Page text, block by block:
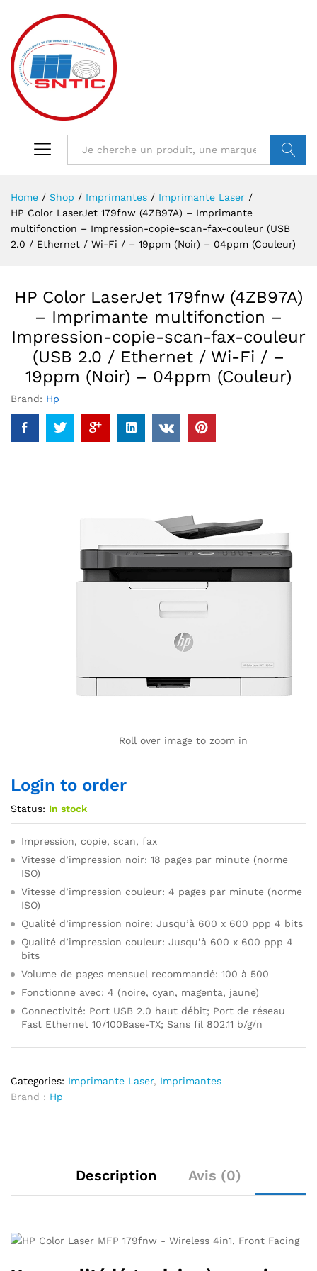
Home / Shop / Imprimantes / Imprimante Laser /
HP Color LaserJet 179fnw (4ZB97A) – Imprimante
multifonction – Impression-copie-scan-fax-couleur (USB
2.0 / Ethernet / Wi-Fi / – 19ppm (Noir) – 04ppm (Couleur)
HP Color LaserJet 179fnw (4ZB97A)
– Imprimante multifonction –
Impression-copie-scan-fax-couleur
(USB 2.0 / Ethernet / Wi-Fi / –
19ppm (Noir) – 04ppm (Couleur)
Brand: Hp
Roll over image to zoom in
Login to order
Status: In stock
Impression, copie, scan, fax
Vitesse d’impression noir: 18 pages par minute (norme
ISO)
Vitesse d’impression couleur: 4 pages par minute (norme
ISO)
Qualité d’impression noire: Jusqu’à 600 x 600 ppp 4 bits
Qualité d’impression couleur: Jusqu’à 600 x 600 ppp 4
bits
Volume de pages mensuel recommandé: 100 à 500
Fonctionne avec: 4 (noire, cyan, magenta, jaune)
Connectivité: Port USB 2.0 haut débit; Port de réseau
Fast Ethernet 10/100Base-TX; Sans fil 802.11 b/g/n
Categories: Imprimante Laser, Imprimantes
Brand : Hp
Description Avis (0)